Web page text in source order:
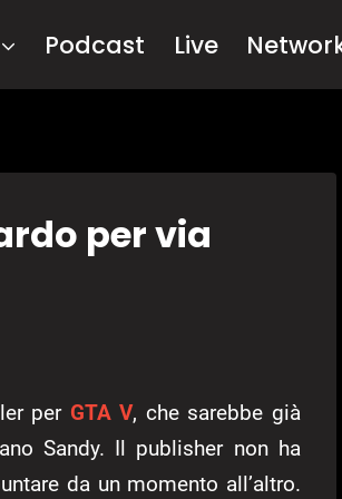
Podcast Live
per via
per GTA V, che sarebbe già
Sandy. Il publisher non ha
da un momento all’altro.